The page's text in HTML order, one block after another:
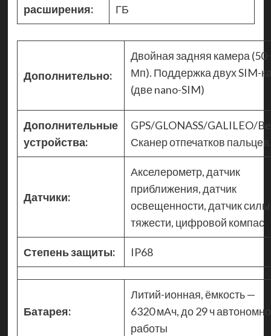
расширения:
ГБ
Дополнительно:
Двойная задняя камера (50
Мп). Поддержка двух SIM-
(две nano-SIM)
Дополнительные
устройства:
GPS/GLONASS/GALILEO/
Сканер отпечатков
Датчики:
Акселерометр, датчик
приближения, датчик
освещенности, датчик силы
тяжести, цифровой компас
Степень защиты: IP68
Батарея:
Литий-ионная, ёмкость —
6320 мАч, до 29 ч
работы